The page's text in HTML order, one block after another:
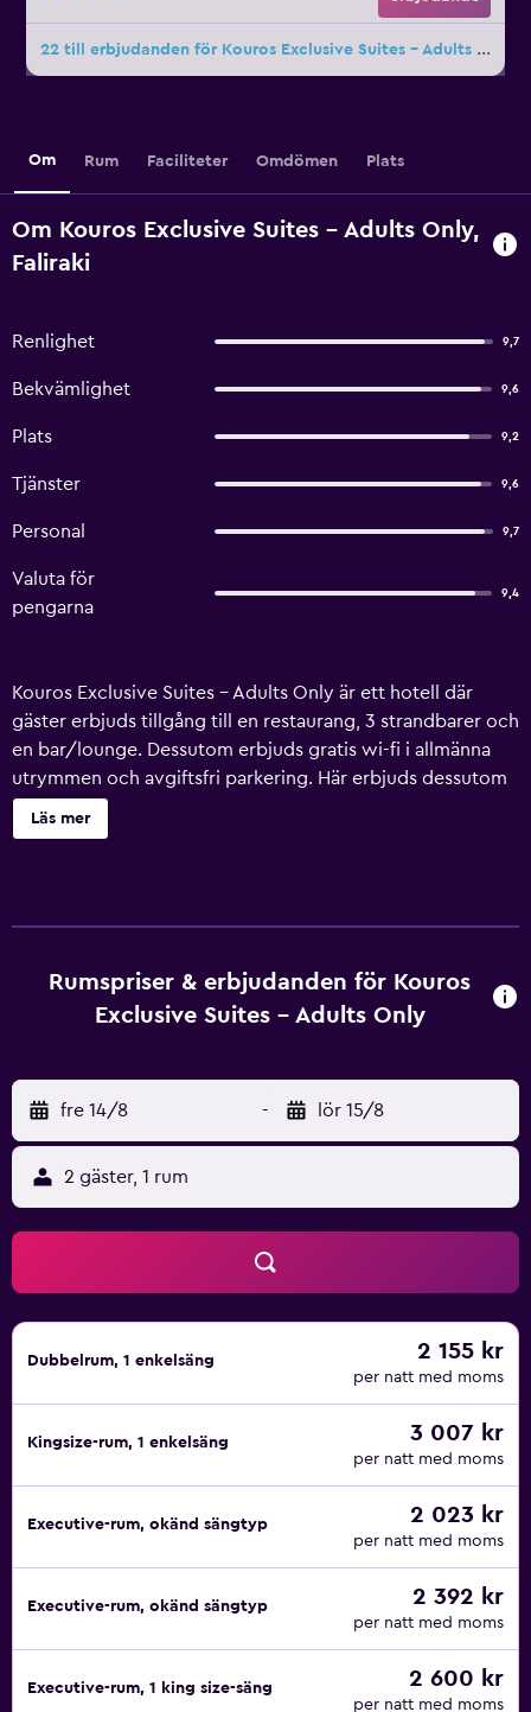
22 till erbjudanden för Kouros Exclusive Suites - Adults Only
Om Rum Faciliteter Omdömen Plats
Om Kouros Exclusive Suites - Adults Only,
Faliraki
Renlighet 9,7
Bekvämlighet 9,6
Plats 9,2
Tjänster 9,6
Personal 9,7
Valuta för
pengarna
9,4
Kouros Exclusive Suites - Adults Only är ett hotell där
gäster erbjuds tillgång till en restaurang, 3 strandbarer och
en bar/lounge. Dessutom erbjuds gratis wi-fi i allmänna
utrymmen och avgiftsfri parkering. Här erbjuds dessutom
bland annat en bar vid poolen, en snackbar/deli och ett
kafé. Kouros Exclusive Suites - Adults Only erbjuder 63
tums LED-tv med satellitkanaler. Badrummen har gratis
toalettartiklar och hårtorkar. Gäster har tillgång till gratis
erbjuds dagligen och strykjärn/strykbräda kan fås på
begäran. Detta hotell har bland annat en säsongsöppen
utomhuspool. Fritidsaktiviteterna nedan finns antingen
tillgängliga på plats eller i närheten. Avgifter kan
tillkomma.
Läs mer
Rumspriser & erbjudanden för Kouros
Exclusive Suites - Adults Only
fre 14/8 - lör 15/8
2 gäster, 1 rum
Dubbelrum, 1 enkelsäng 2 155 kr
per natt med moms
Kingsize-rum, 1 enkelsäng 3 007 kr
per natt med moms
Executive-rum, okänd sängtyp 2 023 kr
per natt med moms
Executive-rum, okänd sängtyp 2 392 kr
per natt med moms
Executive-rum, 1 king size-säng 2 600 kr
per natt med moms